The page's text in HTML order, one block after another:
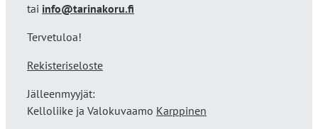
tai info@tarinakoru.fi
Tervetuloa!
Rekisteriseloste
Jälleenmyyjät:
Kelloliike ja Valokuvaamo Karppinen